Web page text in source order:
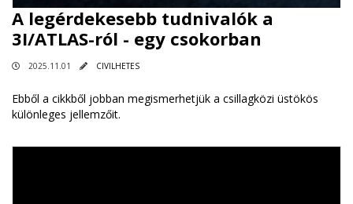
A legérdekesebb tudnivalók a
3I/ATLAS-ról - egy csokorban
2025.11.01 CIVILHETES
Ebből a cikkből jobban megismerhetjük a csillagközi üstökös
különleges jellemzőit.